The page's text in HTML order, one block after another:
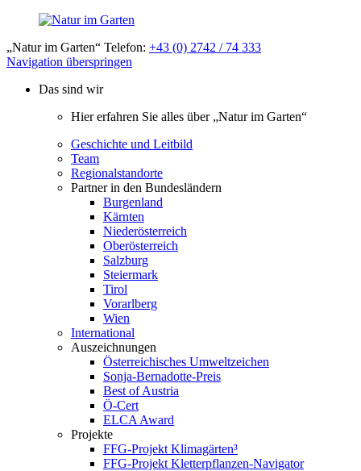
„Natur im Garten“ Telefon: +43 (0) 2742 / 74 333
Navigation überspringen
Das sind wir
Hier erfahren Sie alles über „Natur im Garten“
Geschichte und Leitbild
Team
Regionalstandorte
Partner in den Bundesländern
Burgenland
Kärnten
Niederösterreich
Oberösterreich
Salzburg
Steiermark
Tirol
Vorarlberg
Wien
International
Auszeichnungen
Österreichisches Umweltzeichen
Sonja-Bernadotte-Preis
Best of Austria
Ö-Cert
ELCA Award
Projekte
FFG-Projekt Klimagärten³
FFG-Projekt Kletterpflanzen-Navigator